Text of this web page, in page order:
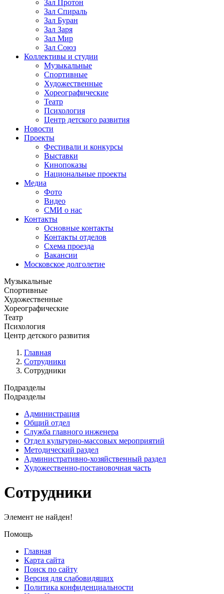
Зал Протон
Зал Спираль
Зал Буран
Зал Заря
Зал Мир
Зал Союз
Коллективы и студии
Музыкальные
Спортивные
Художественные
Хореографические
Театр
Психология
Центр детского развития
Новости
Проекты
Фестивали и конкурсы
Выставки
Кинопоказы
Национальные проекты
Медиа
Фото
Видео
СМИ о нас
Контакты
Основные контакты
Контакты отделов
Схема проезда
Вакансии
Московское долголетие
Музыкальные
Спортивные
Художественные
Хореографические
Театр
Психология
Центр детского развития
Главная
Сотрудники
Сотрудники
Подразделы
Подразделы
Администрация
Общий отдел
Служба главного инженера
Отдел культурно-массовых мероприятий
Методический раздел
Административно-хозяйственный раздел
Художественно-постановочная часть
Сотрудники
Элемент не найден!
Помощь
Главная
Карта сайта
Поиск по сайту
Версия для слабовидящих
Политика конфиденциальности